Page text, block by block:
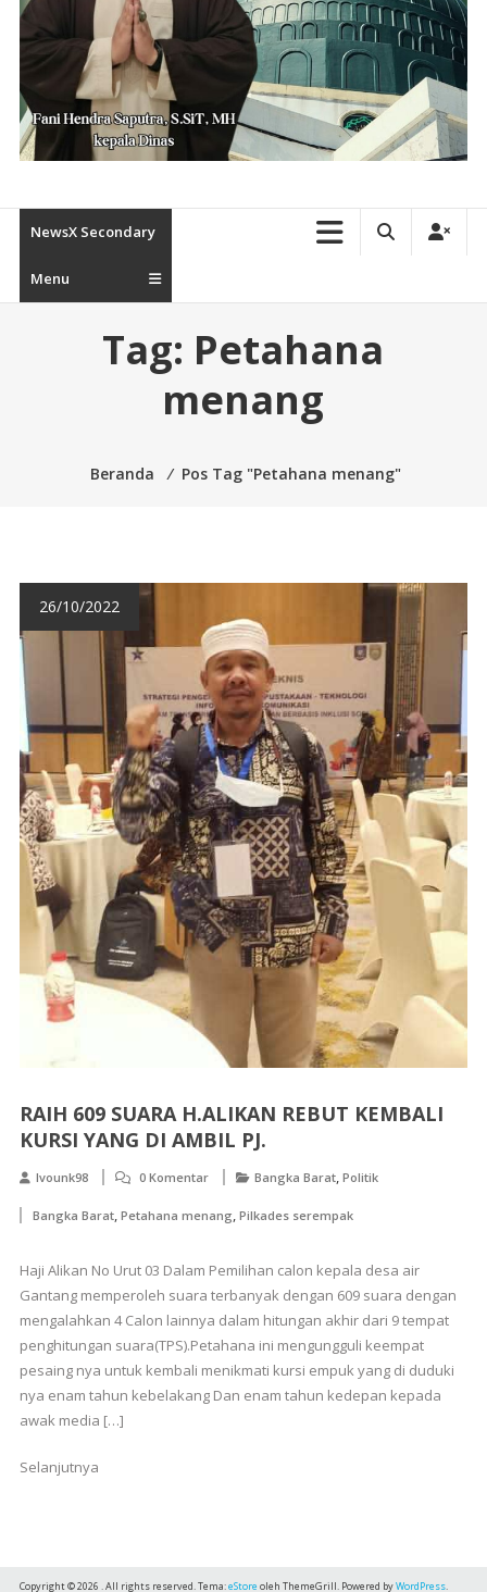
NewsX Secondary
Menu
Tag: Petahana
menang
Beranda ⁄ Pos Tag "Petahana menang"
26/10/2022
RAIH 609 SUARA H.ALIKAN REBUT KEMBALI
KURSI YANG DI AMBIL PJ.
Ivounk98 0 Komentar Bangka Barat, Politik
Bangka Barat, Petahana menang, Pilkades serempak
Haji Alikan No Urut 03 Dalam Pemilihan calon kepala desa air
Gantang memperoleh suara terbanyak dengan 609 suara dengan
mengalahkan 4 Calon lainnya dalam hitungan akhir dari 9 tempat
penghitungan suara(TPS).Petahana ini mengungguli keempat
pesaing nya untuk kembali menikmati kursi empuk yang di duduki
nya enam tahun kebelakang Dan enam tahun kedepan kepada
awak media […]
Selanjutnya
Copyright © 2026 . All rights reserved. Tema:eStore oleh ThemeGrill. Powered byWordPress.